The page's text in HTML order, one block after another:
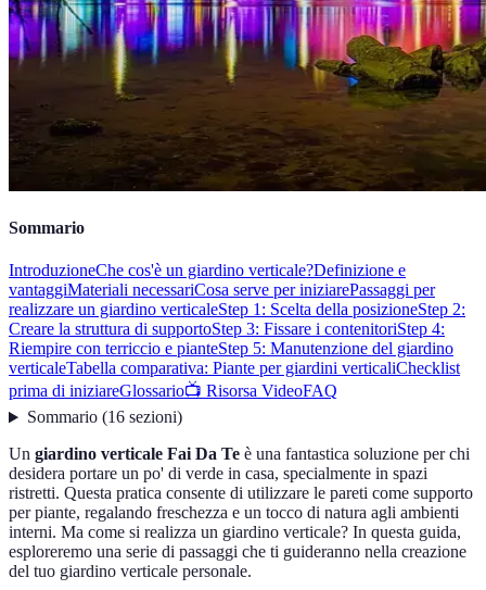
Sommario
IntroduzioneChe cos'è un giardino verticale?Definizione e
vantaggiMateriali necessariCosa serve per iniziarePassaggi per
realizzare un giardino verticaleStep 1: Scelta della posizioneStep 2:
Creare la struttura di supportoStep 3: Fissare i contenitoriStep 4:
Riempire con terriccio e pianteStep 5: Manutenzione del giardino
verticaleTabella comparativa: Piante per giardini verticaliChecklist
prima di iniziareGlossario📺 Risorsa VideoFAQ
Sommario(16 sezioni)
Un giardino verticale Fai Da Te è una fantastica soluzione per chi
desidera portare un po' di verde in casa, specialmente in spazi
ristretti. Questa pratica consente di utilizzare le pareti come supporto
per piante, regalando freschezza e un tocco di natura agli ambienti
interni. Ma come si realizza un giardino verticale? In questa guida,
esploreremo una serie di passaggi che ti guideranno nella creazione
del tuo giardino verticale personale.